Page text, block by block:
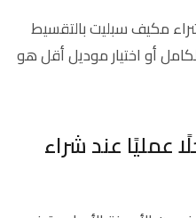
مكيف سبليت بالتقسيط
أو اختيار موديل أقل هو
عمليًا عند شراء